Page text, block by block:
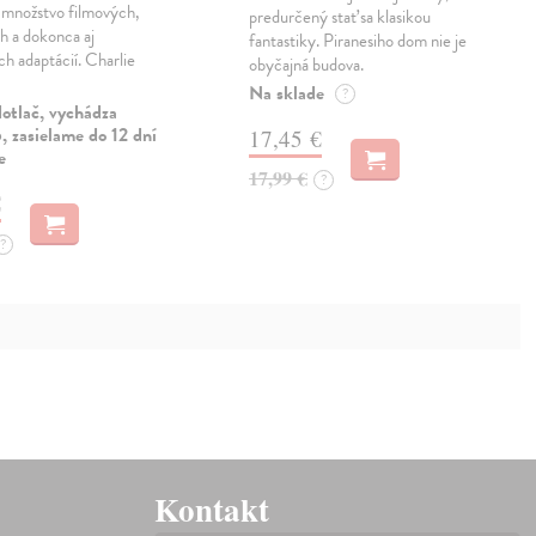
filmových,
a dokonca aj
adaptácií. Charlie
vychádza
do 12 dní
?
predurčený stať sa klasikou
fantastiky. Piranesiho dom nie je
obyčajná budova.
Na sklade ?
17,45 €
17,99 € ?
Kontakt